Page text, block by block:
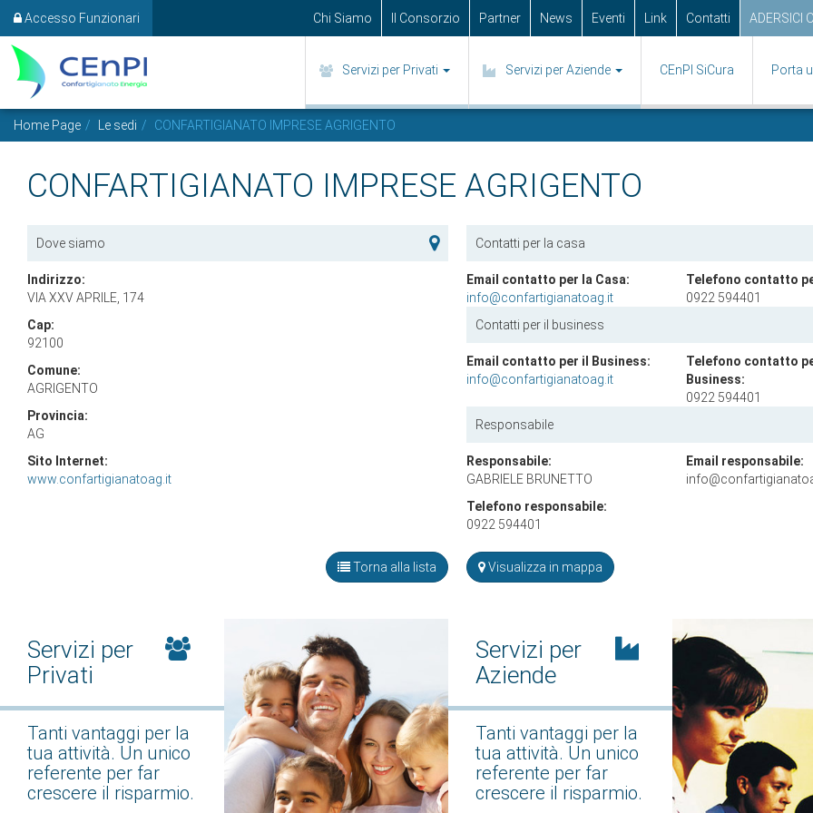
Servizi per Privati Servizi per Aziende CEnPI SiCura Porta
Accesso Funzionari Chi Siamo Il Consorzio Partner News Eventi Link Contatti ADERSICI
Home Page Le sedi CONFARTIGIANATO IMPRESE AGRIGENTO
CONFARTIGIANATO IMPRESE AGRIGENTO
Dove siamo
Indirizzo:
VIA XXV APRILE, 174
Cap:
92100
Comune:
AGRIGENTO
Provincia:
AG
Sito Internet:
www.confartigianatoag.it
Contatti per la casa
Email contatto per la Casa:
info@confartigianatoag.it
Telefono contatto
0922 594401
Contatti per il business
Email contatto per il Business:
info@confartigianatoag.it
Telefono contatto
Business:
0922 594401
Responsabile
Responsabile:
GABRIELE BRUNETTO
Email responsabile:
Telefono responsabile:
0922 594401
Torna alla lista Visualizza in mappa
Servizi per
Privati
Tanti vantaggi per la
tua attività. Un unico
referente per far
crescere il risparmio.
Servizi per
Aziende
Tanti vantaggi per la
tua attività. Un unico
referente per far
crescere il risparmio.